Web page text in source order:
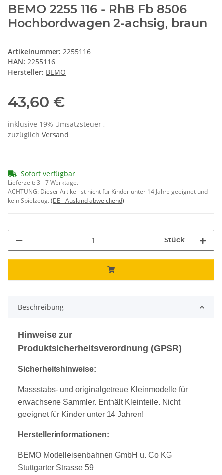
BEMO 2255 116 - RhB Fb 8506
Hochbordwagen 2-achsig, braun
Artikelnummer: 2255116
HAN: 2255116
Hersteller: BEMO
43,60 €
inklusive 19% Umsatzsteuer ,
zuzüglich Versand
Sofort verfügbar
Lieferzeit:3 - 7 Werktage.
ACHTUNG: Dieser Artikel ist nicht für Kinder unter 14 Jahre geeignet und
kein Spielzeug.(DE - Ausland abweichend)
Stück
Beschreibung
Hinweise zur
Produktsicherheitsverordnung (GPSR)
Sicherheitshinweise:
Massstabs- und originalgetreue Kleinmodelle für
erwachsene Sammler. Enthält Kleinteile. Nicht
geeignet für Kinder unter 14 Jahren!
Herstellerinformationen:
BEMO Modelleisenbahnen GmbH u. Co KG
Stuttgarter Strasse 59